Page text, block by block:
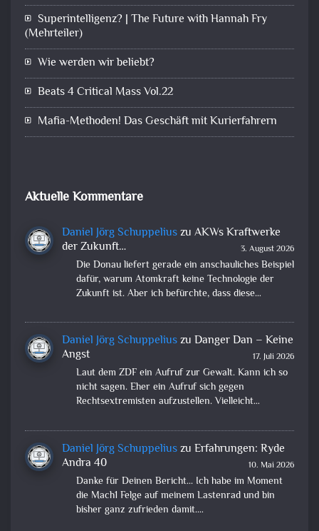
Superintelligenz? | The Future with Hannah Fry
(Mehrteiler)
Wie werden wir beliebt?
Beats 4 Critical Mass Vol.22
Mafia-Methoden! Das Geschäft mit Kurierfahrern
Aktuelle Kommentare
Daniel Jörg Schuppeliuszu AKWs Kraftwerke
der Zukunft…
3. August 2026
Die Donau liefert gerade ein anschauliches Beispiel
dafür, warum Atomkraft keine Technologie der
Zukunft ist. Aber ich befürchte, dass diese…
Daniel Jörg Schuppeliuszu Danger Dan – Keine
Angst
17. Juli 2026
Laut dem ZDF ein Aufruf zur Gewalt. Kann ich so
nicht sagen. Eher ein Aufruf sich gegen
Rechtsextremisten aufzustellen. Vielleicht…
Daniel Jörg Schuppeliuszu Erfahrungen: Ryde
Andra 40
10. Mai 2026
Danke für Deinen Bericht... Ich habe im Moment
die Mach1 Felge auf meinem Lastenrad und bin
bisher ganz zufrieden damit.…